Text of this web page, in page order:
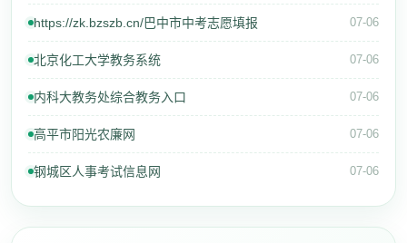
https://zk.bzszb.cn/巴中市中考志愿填报 07-06
北京化工大学教务系统 07-06
内科大教务处综合教务入口 07-06
高平市阳光农廉网 07-06
钢城区人事考试信息网 07-06